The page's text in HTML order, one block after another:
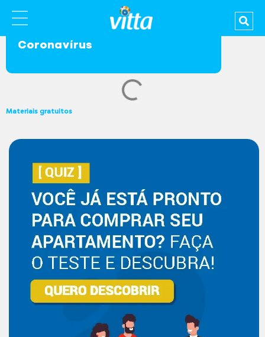
Coronavírus
Materiais gratuitos